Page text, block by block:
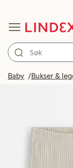
Baby Bukser &